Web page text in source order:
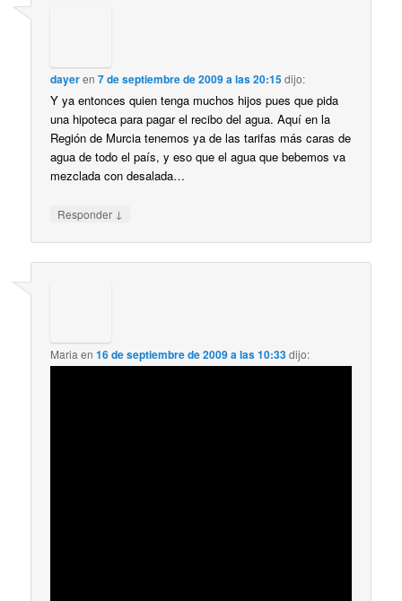
dayeren7 de septiembre de 2009 a las 20:15dijo:
Y ya entonces quien tenga muchos hijos pues que pida
una hipoteca para pagar el recibo del agua. Aquí en la
Región de Murcia tenemos ya de las tarifas más caras de
agua de todo el país, y eso que el agua que bebemos va
mezclada con desalada…
Responder ↓
Maria en16 de septiembre de 2009 a las 10:33dijo: